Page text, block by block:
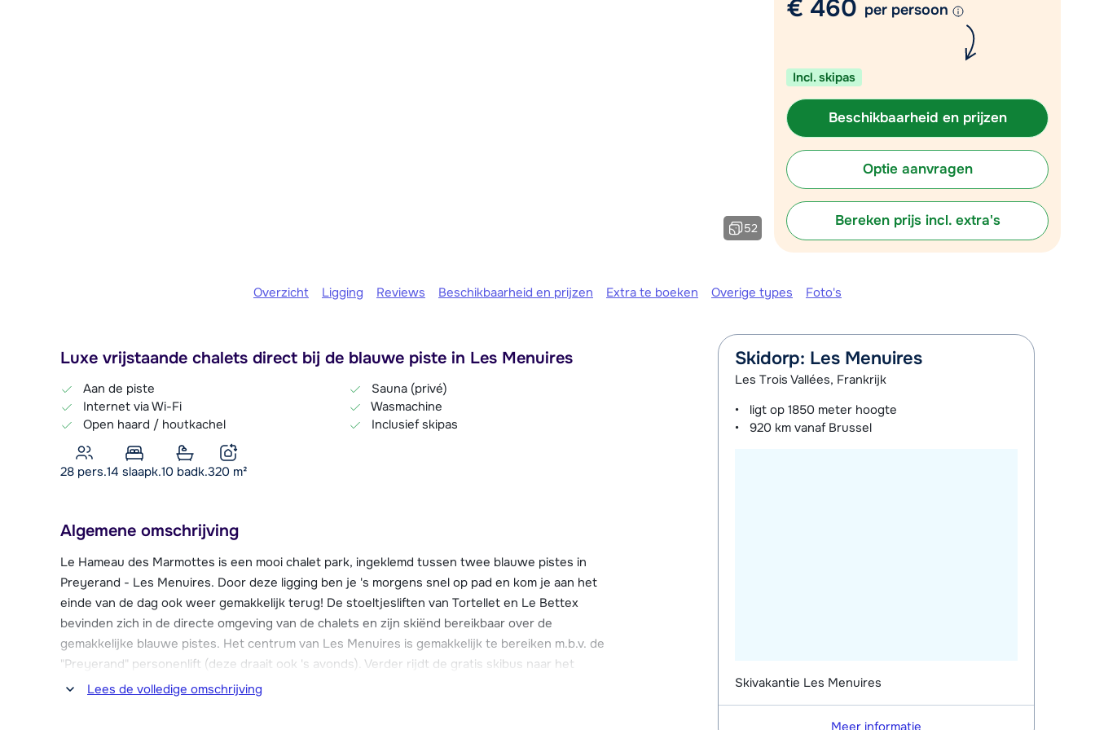
Vul het contactformulier in
We zijn er vandaag tot 17:30 uur.
52
€ 460 per persoon
Incl. skipas
Beschikbaarheid en prijzen
Optie aanvragen
Bereken prijs incl. extra's
Overzicht Ligging Reviews Beschikbaarheid en prijzen Extra te boeken Overige types Foto's
Luxe vrijstaande chalets direct bij de blauwe piste in Les Menuires
Aan de piste
Internet via Wi-Fi
Open haard / houtkachel
Sauna (privé)
Wasmachine
Inclusief skipas
28 pers.14 slaapk.10 badk.320 m²
Algemene omschrijving
Le Hameau des Marmottes is een mooi chalet park, ingeklemd tussen twee blauwe pistes in
Preyerand - Les Menuires. Door deze ligging ben je 's morgens snel op pad en kom je aan het
einde van de dag ook weer gemakkelijk terug! De stoeltjesliften van Tortellet en Le Bettex
bevinden zich in de directe omgeving van de chalets en zijn skiënd bereikbaar over de
gemakkelijke blauwe pistes. Het centrum van Les Menuires is gemakkelijk te bereiken m.b.v. de
"Preyerand" personenlift (deze draait ook 's avonds). Verder rijdt de gratis skibus naar het
centrum de hele dag door de wijk heen (1 halte onderin de wijk en 1 bovenaan).
Lees de volledige omschrijving
Skidorp: Les Menuires
Les Trois Vallées, Frankrijk
ligt op1850 meter hoogte
920 km vanaf Brussel
Skivakantie Les Menuires
Meer informatie